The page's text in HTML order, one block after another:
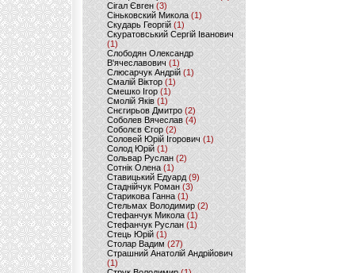
Сігал Євген (3)
Сіньковский Микола(1)
Скударь Георгій (1)
Скуратовський Сергій Іванович
(1)
Слободян Олександр
В'ячеславович(1)
Слюсарчук Андрій(1)
Смалій Віктор (1)
Смешко Ігор (1)
Смолій Яків (1)
Снєгирьов Дмитро (2)
Соболев Вячеслав (4)
Соболєв Єгор(2)
Соловей Юрій Ігорович (1)
Солод Юрій (1)
Сольвар Руслан (2)
Сотнік Олена(1)
Ставицький Едуард (9)
Стаднійчук Роман(3)
Старикова Ганна (1)
Стельмах Володимир(2)
Стефанчук Микола (1)
Стефанчук Руслан (1)
Стець Юрій (1)
Столар Вадим(27)
Страшний Анатолій Андрійович
(1)